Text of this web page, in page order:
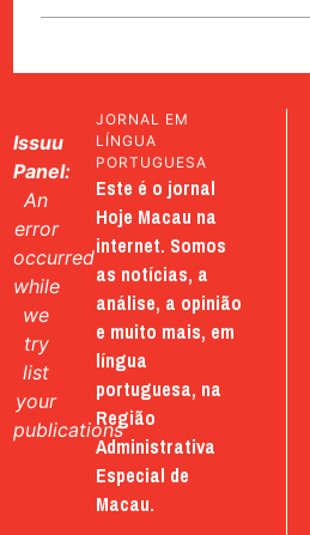
Issuu
Panel:
An
error
occurred
while
we
try
list
your
publications
JORNAL EM
LÍNGUA
PORTUGUESA
Este é o jornal
Hoje Macau na
internet. Somos
as notícias, a
análise, a opinião
e muito mais, em
língua
portuguesa, na
Região
Administrativa
Especial de
Macau.